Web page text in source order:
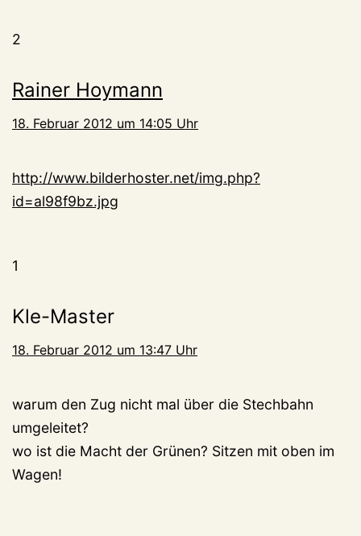
2
Rainer Hoymann
18. Februar 2012 um 14:05 Uhr
http://www.bilderhoster.net/img.php?
id=al98f9bz.jpg
1
Kle-Master
18. Februar 2012 um 13:47 Uhr
warum den Zug nicht mal über die Stechbahn
umgeleitet?
wo ist die Macht der Grünen? Sitzen mit oben im
Wagen!